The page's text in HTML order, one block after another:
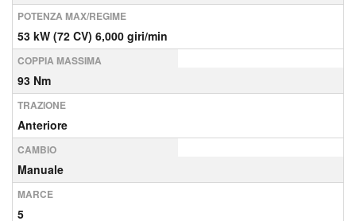
POTENZA MAX/REGIME
53 kW (72 CV) 6,000 giri/min
COPPIA MASSIMA
93 Nm
TRAZIONE
Anteriore
CAMBIO
Manuale
MARCE
5